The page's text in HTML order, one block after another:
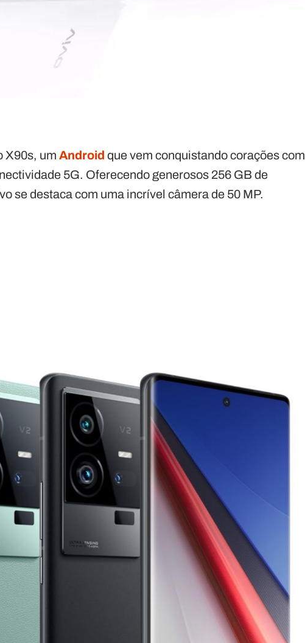
X90s, umAndroid que vem conquistando corações com
5G. Oferecendo generosos 256 GB de
se destaca com uma incrível câmera de 50 MP.